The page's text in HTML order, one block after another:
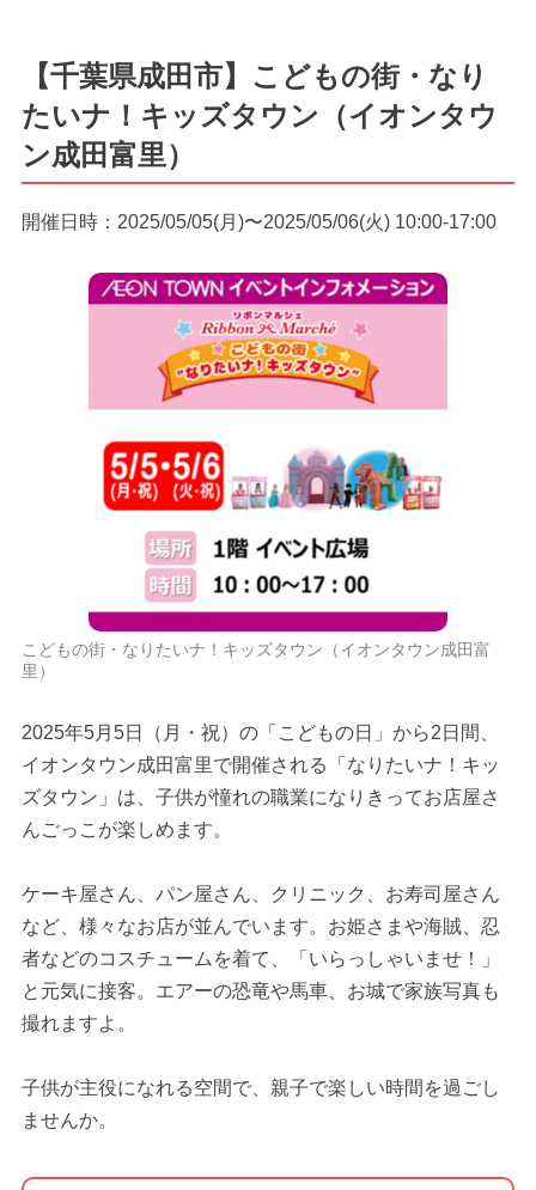
【千葉県成田市】こどもの街・なり
たいナ！キッズタウン（イオンタウ
ン成田富里）
開催日時：2025/05/05(月)〜2025/05/06(火) 10:00-17:00
こどもの街・なりたいナ！キッズタウン（イオンタウン成田富
里）
2025年5月5日（月・祝）の「こどもの日」から2日間、
イオンタウン成田富里で開催される「なりたいナ！キッ
ズタウン」は、子供が憧れの職業になりきってお店屋さ
んごっこが楽しめます。
ケーキ屋さん、パン屋さん、クリニック、お寿司屋さん
など、様々なお店が並んでいます。お姫さまや海賊、忍
者などのコスチュームを着て、「いらっしゃいませ！」
と元気に接客。エアーの恐竜や馬車、お城で家族写真も
撮れますよ。
子供が主役になれる空間で、親子で楽しい時間を過ごし
ませんか。